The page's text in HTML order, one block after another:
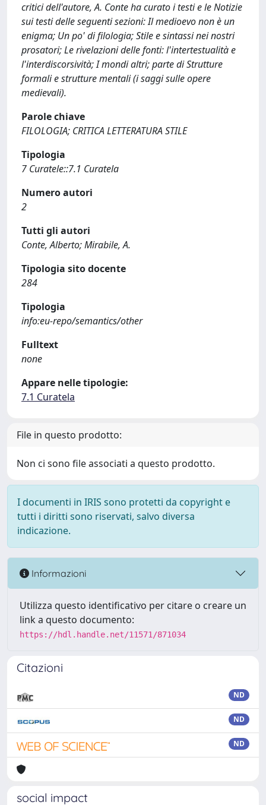
critici dell'autore, A. Conte ha curato i testi e le Notizie
sui testi delle seguenti sezioni: Il medioevo non è un
enigma; Un po' di filologia; Stile e sintassi nei nostri
prosatori; Le rivelazioni delle fonti: l'intertestualità e
l'interdiscorsività; I mondi altri; parte di Strutture
formali e strutture mentali (i saggi sulle opere
medievali).
Parole chiave
FILOLOGIA; CRITICA LETTERATURA STILE
Tipologia
7 Curatele::7.1 Curatela
Numero autori
2
Tutti gli autori
Conte, Alberto; Mirabile, A.
Tipologia sito docente
284
Tipologia
info:eu-repo/semantics/other
Fulltext
none
Appare nelle tipologie:
7.1 Curatela
File in questo prodotto:
Non ci sono file associati a questo prodotto.
I documenti in IRIS sono protetti da copyright e
tutti i diritti sono riservati, salvo diversa
indicazione.
Informazioni
Utilizza questo identificativo per citare o creare un
link a questo documento:
https://hdl.handle.net/11571/871034
Citazioni
ND
ND
ND
social impact